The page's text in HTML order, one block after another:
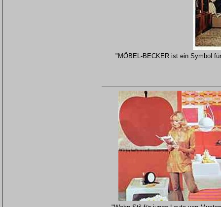
"MÖBEL-BECKER ist ein Symbol